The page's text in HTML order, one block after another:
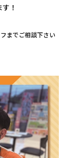
！
までご相談下さい